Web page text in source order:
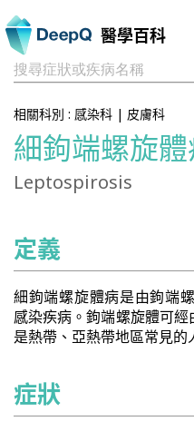
醫學百科
搜尋症狀或疾病名稱
相關科別 : 感染科 | 皮膚科
細鉤端螺旋
Leptospirosis
定義
細鉤端螺旋體病是由鉤端
感染疾病。鉤端螺旋體可經
是熱帶、亞熱帶地區常見的
症狀